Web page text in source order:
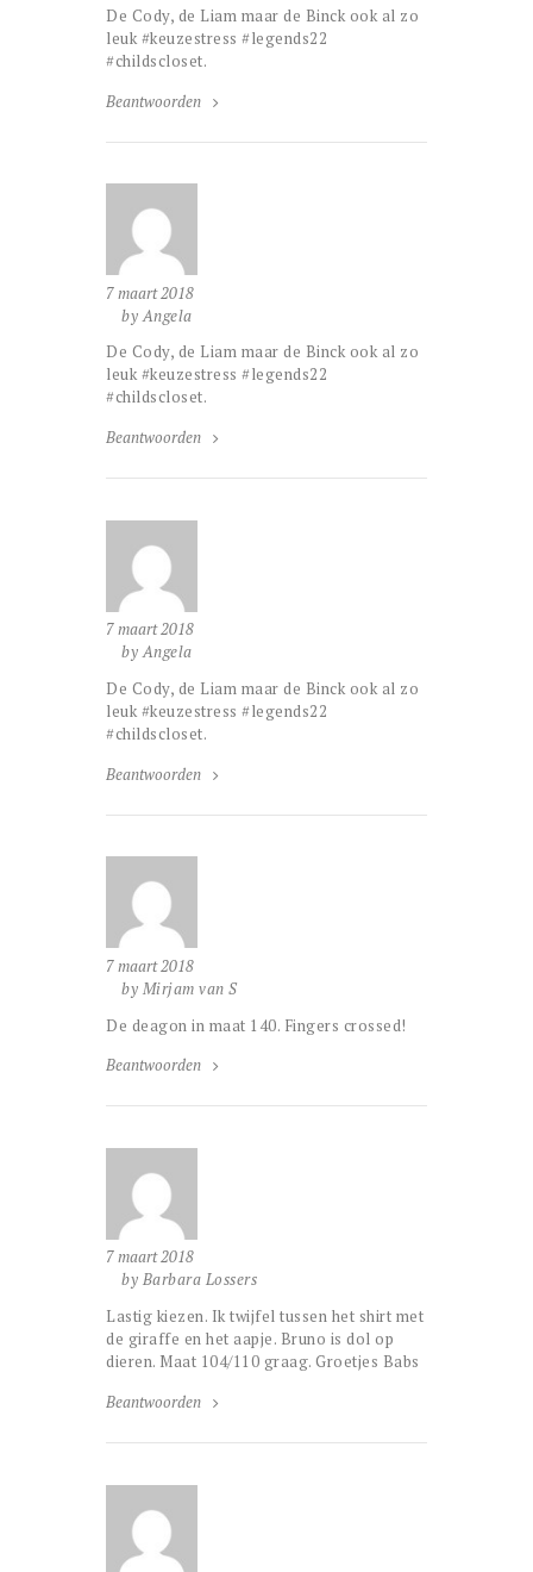
De Cody, de Liam maar de Binck ook al zo
leuk #keuzestress #legends22
#childscloset.
Beantwoorden
7 maart 2018
by Angela
De Cody, de Liam maar de Binck ook al zo
leuk #keuzestress #legends22
#childscloset.
Beantwoorden
7 maart 2018
by Angela
De Cody, de Liam maar de Binck ook al zo
leuk #keuzestress #legends22
#childscloset.
Beantwoorden
7 maart 2018
by Mirjam van S
De deagon in maat 140. Fingers crossed!
Beantwoorden
7 maart 2018
by Barbara Lossers
Lastig kiezen. Ik twijfel tussen het shirt met
de giraffe en het aapje. Bruno is dol op
dieren. Maat 104/110 graag. Groetjes Babs
Beantwoorden